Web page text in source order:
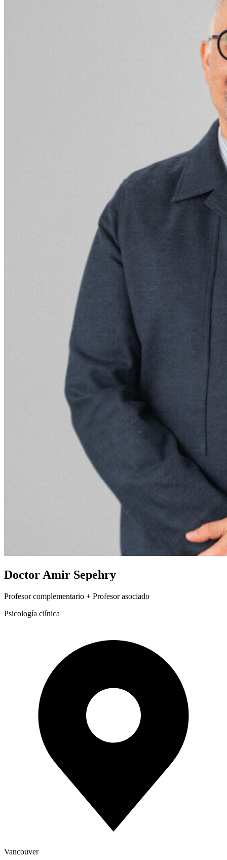
Doctor Amir Sepehry
Profesor complementario + Profesor asociado
Psicología clínica
Vancouver